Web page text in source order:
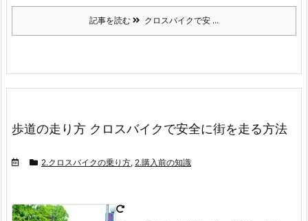
記事を読む クロスバイクで安 ...
歩道の走り方 クロスバイクで安全に街を走る方法
2.クロスバイクの乗り方, 2.購入前の知識